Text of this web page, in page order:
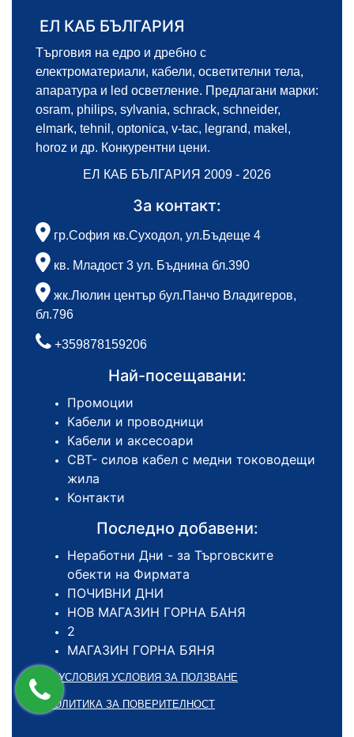
ЕЛ КАБ БЪЛГАРИЯ
Търговия на едро и дребно с
електроматериали, кабели, осветителни тела,
апаратура и led осветление. Предлагани марки:
osram, philips, sylvania, schrack, schneider,
elmark, tehnil, optonica, v-tac, legrand, makel,
horoz и др. Конкурентни цени.
ЕЛ КАБ БЪЛГАРИЯ 2009 - 2026
За контакт:
гр.София кв.Суходол, ул.Бъдеще 4
кв. Младост 3 ул. Бъднина бл.390
жк.Люлин център бул.Панчо Владигеров,
бл.796
+359878159206
Най-посещавани:
Промоции
Кабели и проводници
Кабели и аксесоари
СВТ- силов кабел с медни тоководещи
жила
Контакти
Последно добавени:
Неработни Дни - за Търговските
обекти на Фирмата
ПОЧИВНИ ДНИ
НОВ МАГАЗИН ГОРНА БАНЯ
2
МАГАЗИН ГОРНА БЯНЯ
ОБЩИ УСЛОВИЯ УСЛОВИЯ ЗА ПОЛЗВАНЕ
ПОЛИТИКА ЗА ПОВЕРИТЕЛНОСТ